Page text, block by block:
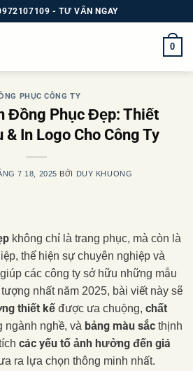
- TƯ VẤN NGAY
0
PHỤC CÔNG TY
Đồng Phục Đẹp: Thiết
& In Logo Cho Công Ty
7 18, 2025 BỞI DUY KHUONG
không chỉ là trang phục, mà còn là
thể hiện sự chuyên nghiệp và
các công ty sở hữu những mẫu
nhất năm 2025, bài viết này sẽ
thiết kế được ưa chuộng, chất
ngành nghề, và bảng màu sắc thịnh
các yếu tố ảnh hưởng đến giá
ra lựa chọn thông minh nhất.